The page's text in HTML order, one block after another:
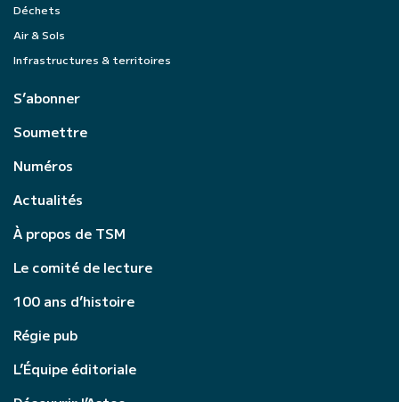
Déchets
Air & Sols
Infrastructures & territoires
S’abonner
Soumettre
Numéros
Actualités
À propos de TSM
Le comité de lecture
100 ans d’histoire
Régie pub
L’Équipe éditoriale